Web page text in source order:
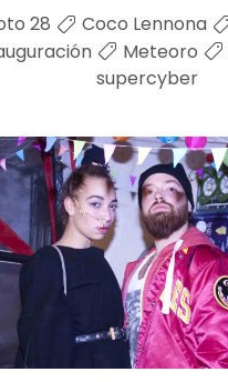
28
Coco Lennona
Meteoro
supercyber